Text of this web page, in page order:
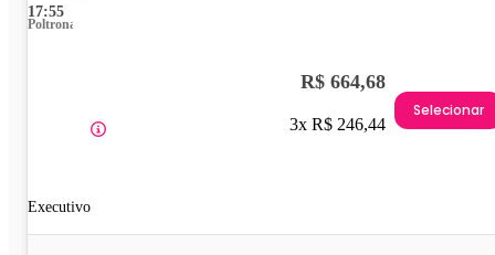
17:55
Poltrona
Executivo
R$ 664,68
3x R$ 246,44
Selecionar